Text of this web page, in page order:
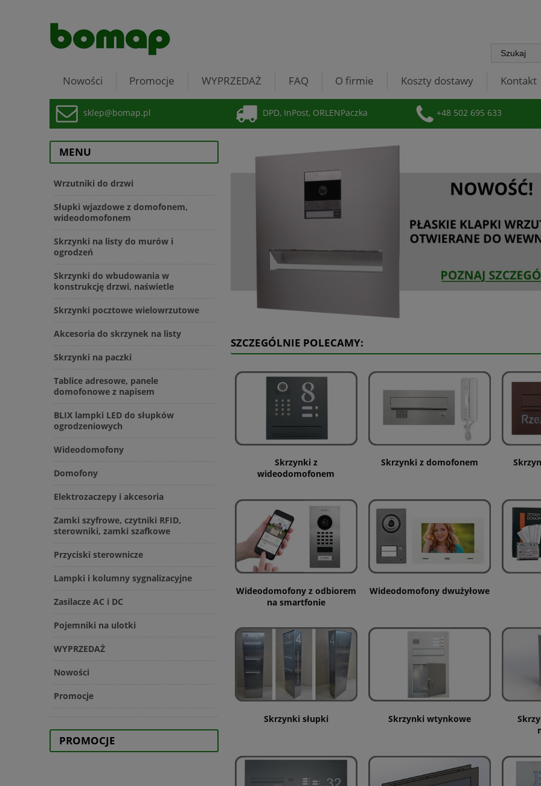
Nowości Promocje WYPRZEDAŻ FAQ O firmie Koszty dostawy Kontakt
sklep@bomap.pl DPD, InPost, ORLENPaczka +48 502 695 633
MENU
Wrzutniki do drzwi
Słupki wjazdowe z domofonem,
wideodomofonem
Skrzynki na listy do murów i
ogrodzeń
Skrzynki do wbudowania w
konstrukcję drzwi, naświetle
Skrzynki pocztowe wielowrzutowe
Akcesoria do skrzynek na listy
Skrzynki na paczki
Tablice adresowe, panele
domofonowe z napisem
BLIX lampki LED do słupków
ogrodzeniowych
Wideodomofony
Domofony
Elektrozaczepy i akcesoria
Zamki szyfrowe, czytniki RFID,
sterowniki, zamki szafkowe
Przyciski sterownicze
Lampki i kolumny sygnalizacyjne
Zasilacze AC i DC
Pojemniki na ulotki
WYPRZEDAŻ
Nowości
Promocje
PROMOCJE
SZCZEGÓLNIE POLECAMY:
Skrzynki z
wideodomofonem
Skrzynki z domofonem
Wideodomofony z odbiorem
na smartfonie
Wideodomofony dwużyłowe
Skrzynki słupki Skrzynki wtynkowe